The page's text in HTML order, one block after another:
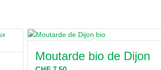
Moutarde bio de Dijon